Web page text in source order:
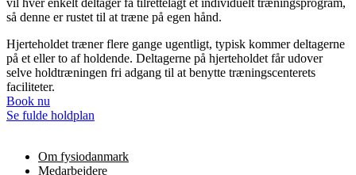
så denne er rustet til at træne på egen hånd.
Hjerteholdet træner flere gange ugentligt, typisk kommer deltagerne
på et eller to af holdende. Deltagerne på hjerteholdet får udover
selve holdtræningen fri adgang til at benytte træningscenterets
faciliteter.
Book nu
Se fulde holdplan
Om fysiodanmark
Medarbejdere